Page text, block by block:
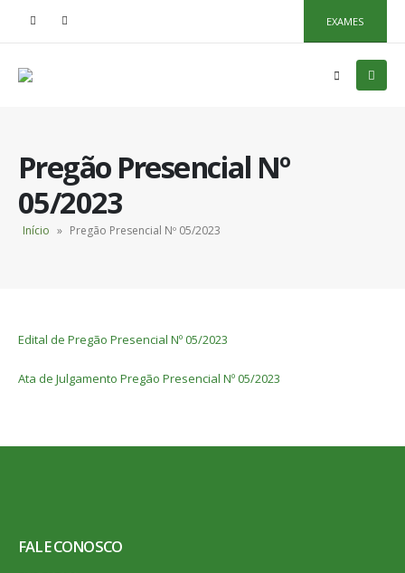
EXAMES
Pregão Presencial Nº
05/2023
Início » Pregão Presencial Nº 05/2023
Edital de Pregão Presencial Nº 05/2023
Ata de Julgamento Pregão Presencial Nº 05/2023
FALE CONOSCO